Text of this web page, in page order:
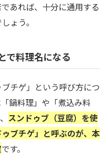
あれば、十分に通用する
ょう。
で料理名になる
チゲ」という呼び方につ
鍋料理」や「煮込み料
スンドゥブ（豆腐）を使
ブチゲ」と呼ぶのが、本
です。